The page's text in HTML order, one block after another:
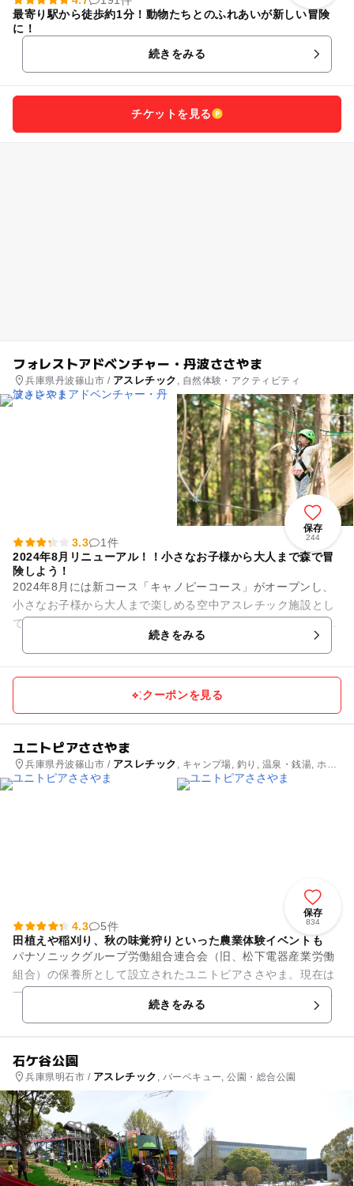
最寄り駅から徒歩約1分！動物たちとのふれあいが新しい冒険
に！
続きをみる
チケットを見る
フォレストアドベンチャー・丹波ささやま
兵庫県丹波篠山市 / アスレチック , 自然体験・アクティビティ
保存
244
3.3
1件
2024年8月リニューアル！！小さなお子様から大人まで森で冒
険しよう！
2024年8月には新コース「キャノピーコース」がオープンし、
小さなお子様から大人まで楽しめる空中アスレチック施設とし
てリニューアル！！ ●快適な気候で空中アスレチック 標高約50
続きをみる
クーポンを見る
ユニトピアささやま
兵庫県丹波篠山市 / アスレチック , キャンプ場, 釣り, 温泉・銭湯, ホテ
ル・旅館
保存
834
4.3
5件
田植えや稲刈り、秋の味覚狩りといった農業体験イベントも
パナソニックグループ労働組合連合会（旧、松下電器産業労働
組合）の保養所として設立されたユニトピアささやま。現在は
一般の人も気軽に利用できる癒しの施設として人気を集めてい
ます。丹波篠山の大自然のな...続きをみる
石ケ谷公園
兵庫県明石市 / アスレチック , バーベキュー, 公園・総合公園